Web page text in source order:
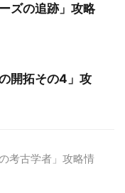
ズの追跡」攻略
開拓その4」攻
考古学者」攻略情